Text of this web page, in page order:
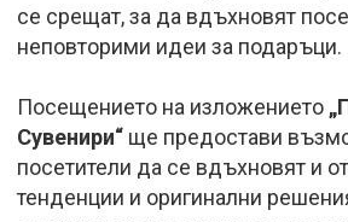
се срещат, за да вдъхновят
неповторими идеи за подаръци.
Посещението на изложението
Сувенири“ще предостави
посетители да се вдъхновят и
тенденции и оригинални